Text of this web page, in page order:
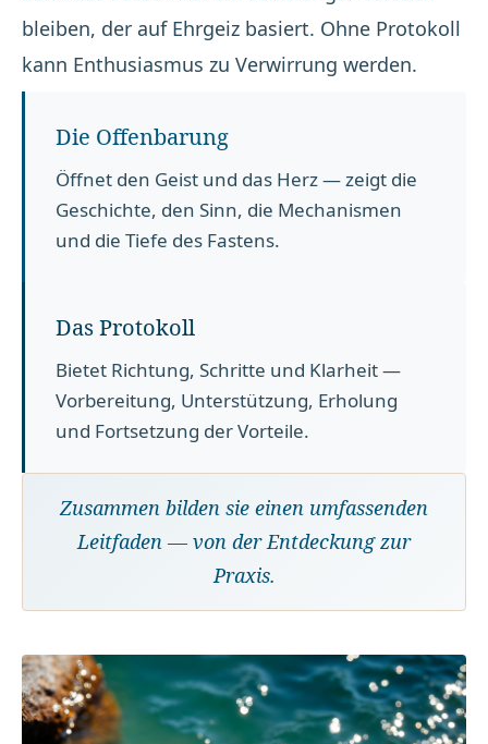
bleiben, der auf Ehrgeiz basiert. Ohne Protokoll
kann Enthusiasmus zu Verwirrung werden.
Die Offenbarung
Öffnet den Geist und das Herz — zeigt die
Geschichte, den Sinn, die Mechanismen
und die Tiefe des Fastens.
Das Protokoll
Bietet Richtung, Schritte und Klarheit —
Vorbereitung, Unterstützung, Erholung
und Fortsetzung der Vorteile.
Zusammen bilden sie einen umfassenden
Leitfaden — von der Entdeckung zur
Praxis.